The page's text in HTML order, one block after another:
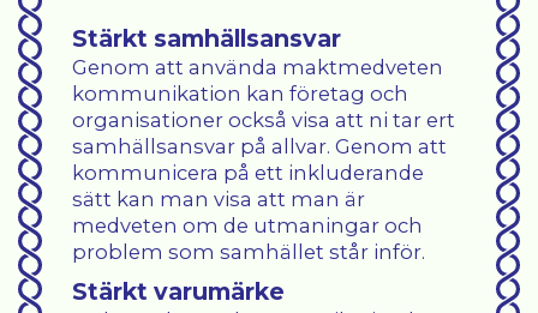
Stärkt samhällsansvar
Genom att använda maktmedveten
kommunikation kan företag och
organisationer också visa att ni tar ert
samhällsansvar på allvar. Genom att
kommunicera på ett inkluderande
sätt kan man visa att man är
medveten om de utmaningar och
problem som samhället står inför.
Stärkt varumärke